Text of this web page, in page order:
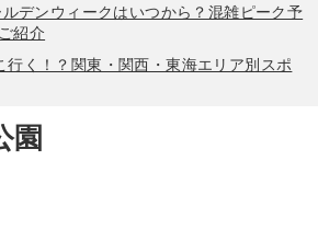
デンウィークはいつから？混雑ピーク予
紹介
行く！？関東・関西・東海エリア別スポ
園